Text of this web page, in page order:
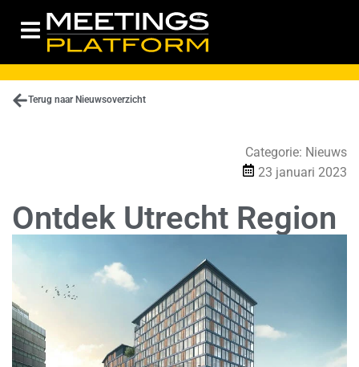
Terug naar Nieuwsoverzicht
Categorie: Nieuws
23 januari 2023
Ontdek Utrecht Region